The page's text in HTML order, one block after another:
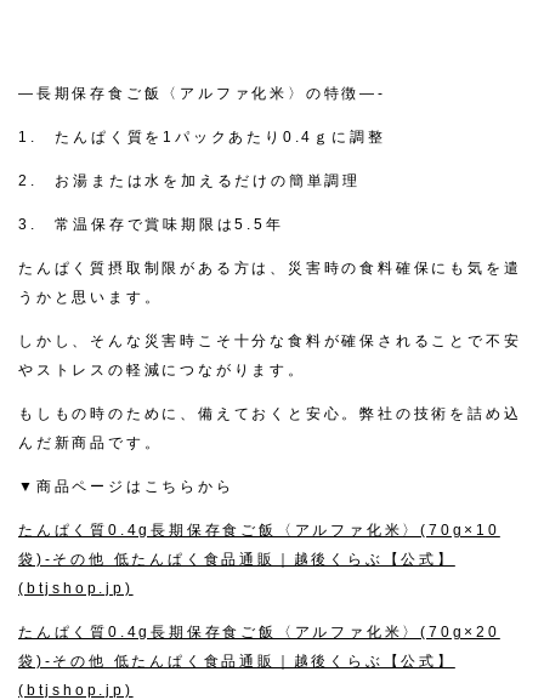
—長期保存食ご飯〈アルファ化米〉の特徴—-
1. たんぱく質を1パックあたり0.4ｇに調整
2. お湯または水を加えるだけの簡単調理
3. 常温保存で賞味期限は5.5年
たんぱく質摂取制限がある方は、災害時の食料確保にも気を遣
うかと思います。
しかし、そんな災害時こそ十分な食料が確保されることで不安
やストレスの軽減につながります。
もしもの時のために、備えておくと安心。弊社の技術を詰め込
んだ新商品です。
▼商品ページはこちらから
たんぱく質0.4g長期保存食ご飯〈アルファ化米〉(70g×10
袋)-その他 低たんぱく食品通販｜越後くらぶ【公式】
(btjshop.jp)
たんぱく質0.4g長期保存食ご飯〈アルファ化米〉(70g×20
袋)-その他 低たんぱく食品通販｜越後くらぶ【公式】
(btjshop.jp)